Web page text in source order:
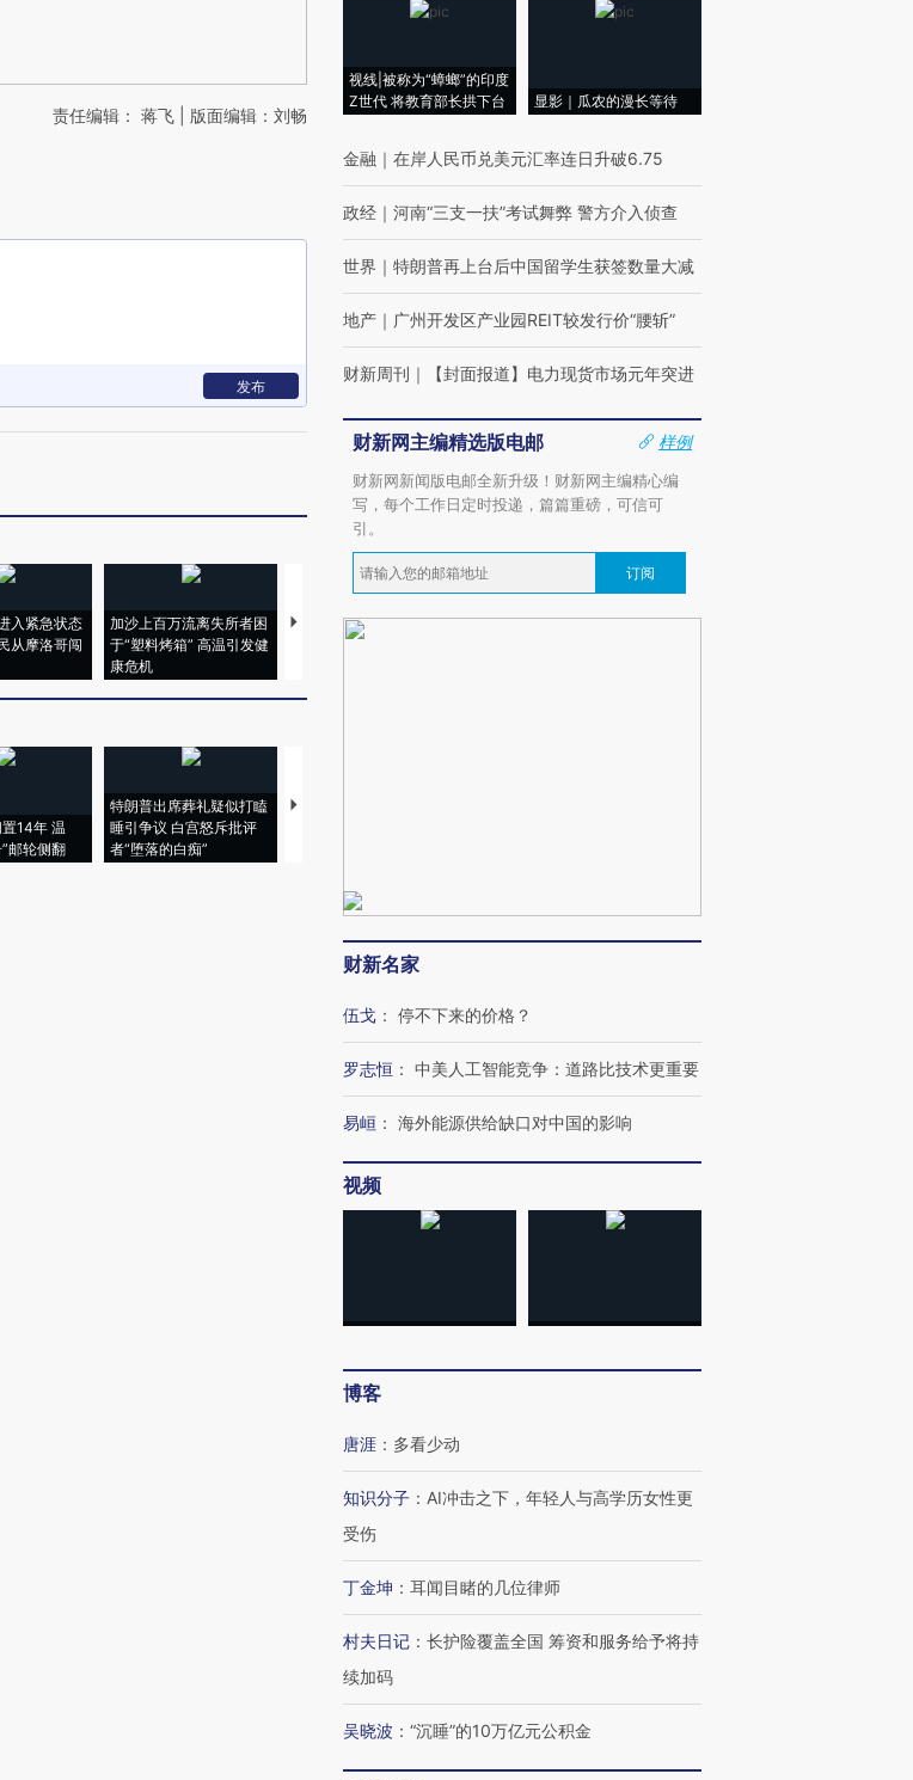
责任编辑： 蒋飞 | 版面编辑：刘畅
发布
入紧急状态
从摩洛哥闯
加沙上百万流离失所者困
于“塑料烤箱” 高温引发健
康危机
马航飞行员跨国走私7万
粒摇头丸 尿检体内含3种
视线｜HYROX的吸金
14年 温
邮轮侧翻
特朗普出席葬礼疑似打瞌
睡引争议 白宫怒斥批评
者“堕落的白痴”
视线｜全球最热百城独占
视线|被称为“蟑螂”的印度
Z世代 将教育部长拱下台
显影｜瓜农的漫长等待
金融 ｜ 在岸人民币兑美元汇率连日升破6.75
政经 ｜ 河南“三支一扶”考试舞弊 警方介入侦查
世界 ｜ 特朗普再上台后中国留学生获签数量大减
地产 ｜ 广州开发区产业园REIT较发行价“腰斩”
财新周刊 ｜ 【封面报道】电力现货市场元年突进
财新网主编精选版电邮
样例
财新网新闻版电邮全新升级！财新网主编精心编
写，每个工作日定时投递，篇篇重磅，可信可
引。
订阅
财新名家
伍戈 ： 停不下来的价格？
罗志恒 ： 中美人工智能竞争：道路比技术更重要
易峘 ： 海外能源供给缺口对中国的影响
视频
博客
唐涯 ： 多看少动
知识分子 ： AI冲击之下，年轻人与高学历女性更
受伤
丁金坤 ： 耳闻目睹的几位律师
村夫日记 ： 长护险覆盖全国 筹资和服务给予将持
续加码
吴晓波 ： “沉睡”的10万亿元公积金